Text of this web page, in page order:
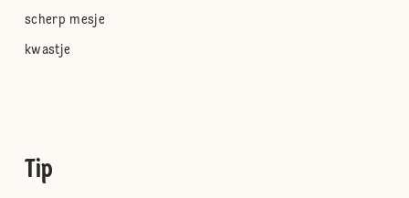
scherp mesje
kwastje
Tip